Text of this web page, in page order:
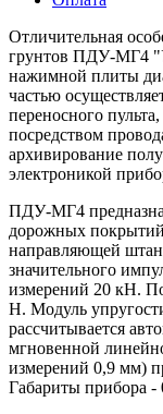
Отличительная
грунтов ПДУ-МГ4
нажимной плиты
частью
переносного
посредством
архивирование
электроникой
ПДУ-МГ4
дорожных
направляющей
значительного
измерений 20 кН.
Н. Модуль
рассчитывается
мгновенной
измерений 0,9 мм)
Габариты прибора -